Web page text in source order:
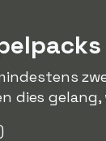
dies gelang,